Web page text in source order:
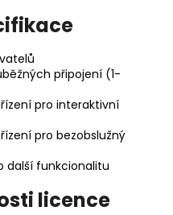
připojení (1-
pro interaktivní
pro bezobslužný
další funkcionalitu
licence